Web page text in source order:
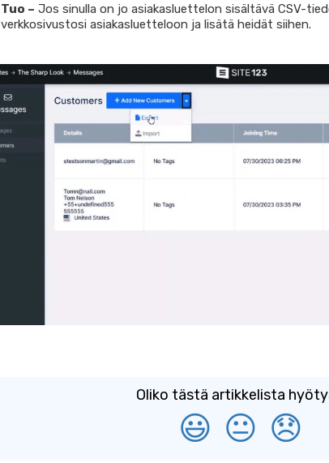
Tuo – Jos sinulla on jo asiakasluettelon sisältävä CSV-
verkkosivustosi asiakasluetteloon ja lisätä heidät siihen.
Oliko tästä artikkelista
😃 😐 😞